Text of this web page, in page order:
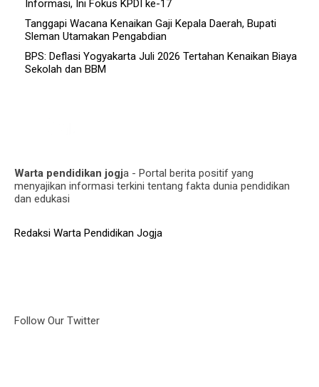
Informasi, Ini Fokus KPDI ke-17
Tanggapi Wacana Kenaikan Gaji Kepala Daerah, Bupati
Sleman Utamakan Pengabdian
BPS: Deflasi Yogyakarta Juli 2026 Tertahan Kenaikan Biaya
Sekolah dan BBM
Warta pendidikan jogja - Portal berita positif yang
menyajikan informasi terkini tentang fakta dunia pendidikan
dan edukasi
Redaksi Warta Pendidikan Jogja
Follow Our Twitter